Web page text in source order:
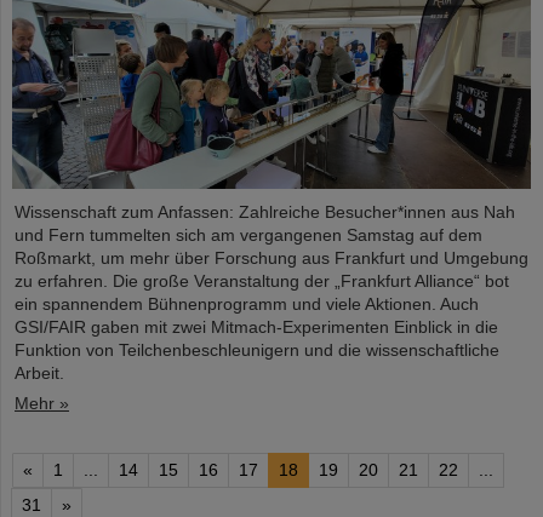
Wissenschaft zum Anfassen: Zahlreiche Besucher*innen aus Nah
und Fern tummelten sich am vergangenen Samstag auf dem
Roßmarkt, um mehr über Forschung aus Frankfurt und Umgebung
zu erfahren. Die große Veranstaltung der „Frankfurt Alliance“ bot
ein spannendem Bühnenprogramm und viele Aktionen. Auch
GSI/FAIR gaben mit zwei Mitmach-Experimenten Einblick in die
Funktion von Teilchenbeschleunigern und die wissenschaftliche
Arbeit.
Mehr »
« 1 ... 14 15 16 17 18 19 20 21 22
...
31
»